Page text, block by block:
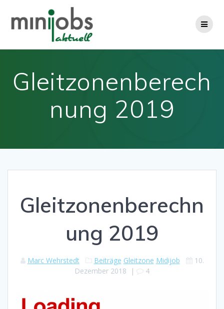
Gleitzonenberech
nung 2019
Gleitzonenberechn
ung 2019
Marc Wehrstedt Beiträge Gleitzone Midijob
10.
Dezember 2018 | 4